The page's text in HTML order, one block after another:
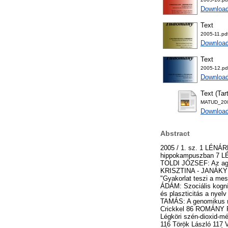
Text
2005-
Text
2005-
Text
Abstract
2005 / 1. sz. 1 LÉNÁRD LÁSZLÓ: Bevezető 4 FREUND TAMÁS: Lassú frekvenciájú agyhullámok és a zajszűrés a hippokampuszban 7 LÉNÁRD LÁSZLÓ - JANDÓ GÁBOR - KARÁDI ZOLTÁN: Katecholamin rendszerek és plaszticitás 12 TOLDI JÓZSEF: Az agykérgi képviselet plaszticitásáról 19 BENEDEK GYÖRGY - KÉRI SZABOLCS - BENEDEK KRISZTINA - JANÁKY MÁRTA: A látási funkció fejlődése 5-14 éves gyerekekben 30 KOZMA PETRA - KOVÁCS ILONA: "Gyakorlat teszi a mestert", avagy a perceptuális tanulás 38 HÁMORI JÓZSEF: Az emberi agy plaszticitása 45 MIKLÓSI ÁDÁM: Szociális kogníció: neurális alapok, plaszticitás és evolúció53 PLÉH CSABA - LUKÁCS ÁGNES: Alkalmazkodás és plaszticitás a nyelv evolúciójában és egyedfejlődési patológiájában 64 TANULMÁNY 72 DEUTSCH TIBOR - GERGELY TAMÁS: A genomikus medicina informatikája 72 HARGITTAI ISTVÁN - HARGITTAI MAGDOLNA: Találkozás Francis Crickkel 86 ROMÁNY PÁL: Földbirtok-politika és földtulajdon Magyarországon 96 HASZPRA LÁSZLÓ - BARCZA ZOLTÁN: Légköri szén-dioxid-mérések Magyarországon 106 BEMUTATKOZÁS - AZ MTA ÚJ LEVELEZŐ TAGJAI 115 Antus Sándor 116 Török László 117 Vörös Attila 118 MEGEMLÉKEZÉS 121 GYENIS GYULA: Eiben Ottó 121 KITEKINTÉS 123 JÉKI LÁSZLÓ - GIMES JÚLIA: Kitekintés 123 KÖNYVSZEMLE 128 JANDÓ GÁBOR: Kognitív idegtudomány 128 ENYEDI GYÖRGY: Budapest barna övezetei 129 2005 / 2. sz. 133 MAGYAR KISEBBSÉGEK A KUTATÁSOK TÜKRÉBEN SZARKA LÁSZLÓ: Bevezető GYURGYÍK LÁSZLÓ: A határon túli magyarok számának alakulása az 1990-es években ILYÉS ZOLTÁN: Szórványkutatás, szórványértelmezés : Megjegyzések a Kárpát-medence szórványközösségeinek